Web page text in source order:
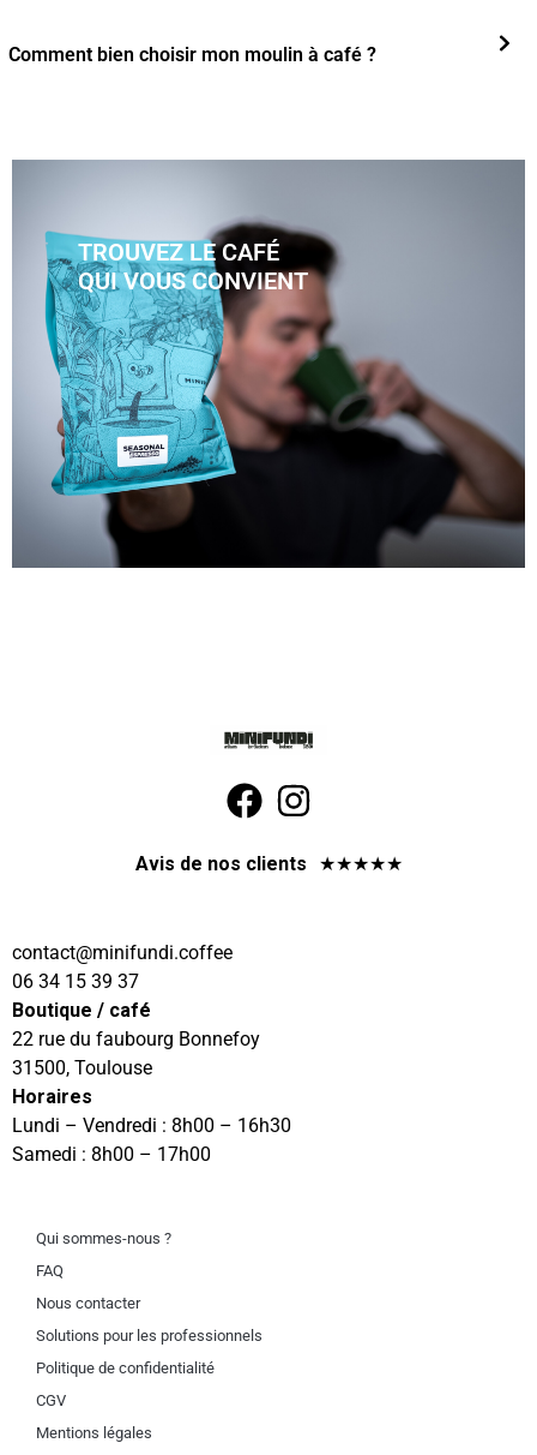
Comment bien choisir mon moulin à café ?
TROUVEZ LE CAFÉ
QUI VOUS CONVIENT
Avis de nos clients ★★★★★
eeffoc.idnufinim
@tcatnoc
06 34 15 39 37
Boutique / café
22 rue du faubourg Bonnefoy
31500, Toulouse
Horaires
Lundi – Vendredi : 8h00 – 16h30
Samedi : 8h00 – 17h00
Qui sommes-nous ?
FAQ
Nous contacter
Solutions pour les professionnels
Politique de confidentialité
CGV
Mentions légales